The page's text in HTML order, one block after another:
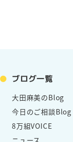
ブログ一覧
大田麻美のBlog
今日のご相談Blog
8万組VOICE
ニュース